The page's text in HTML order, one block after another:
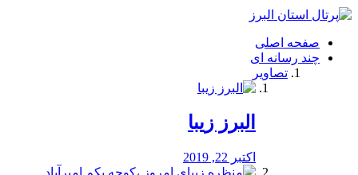
فصد
شرق
تهران
خشکشویی
صفحه اصلی
چند رسانه ای
تصاویر
البرز زیبا
اکتبر 22, 2019